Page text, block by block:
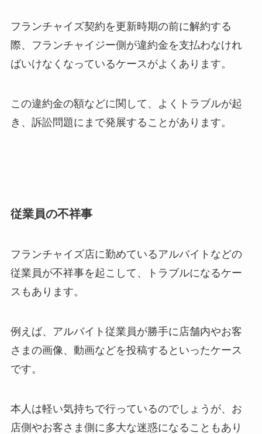
フランチャイズ契約を更新時期の前に解約する
際、フランチャイジー側が違約金を支払わなけれ
ばいけなくなっているケースがよくあります。
この違約金の額などに関して、よくトラブルが起
き、訴訟問題にまで発展することがあります。
従業員の不祥事
フランチャイズ店に勤めているアルバイトなどの
従業員が不祥事を起こして、トラブルになるケー
スもあります。
例えば、アルバイト従業員が勝手に店舗内やお客
さまの画像、動画などを投稿するといったケース
です。
本人は軽い気持ちで行っているのでしょうが、お
店側やお客さま側に多大な迷惑になることもあり